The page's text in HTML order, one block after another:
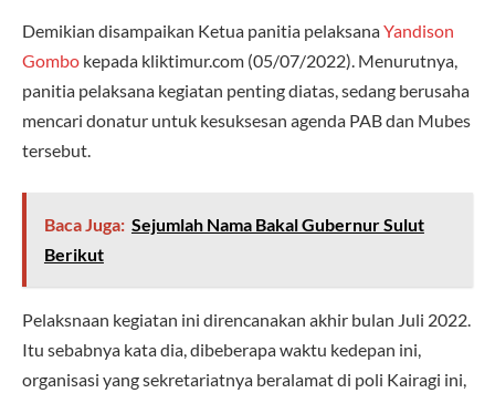
Demikian disampaikan Ketua panitia pelaksanaYandison
Gombo kepada kliktimur.com (05/07/2022). Menurutnya,
panitia pelaksana kegiatan penting diatas, sedang berusaha
mencari donatur untuk kesuksesan agenda PAB dan Mubes
tersebut.
Baca Juga: Sejumlah Nama Bakal Gubernur Sulut
Berikut
Pelaksnaan kegiatan ini direncanakan akhir bulan Juli 2022.
Itu sebabnya kata dia, dibeberapa waktu kedepan ini,
organisasi yang sekretariatnya beralamat di poli Kairagi ini,